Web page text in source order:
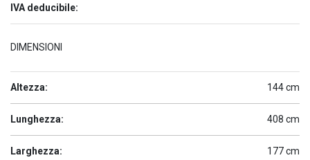
IVA deducibile:
DIMENSIONI
Altezza: 144 cm
Lunghezza: 408 cm
Larghezza: 177 cm